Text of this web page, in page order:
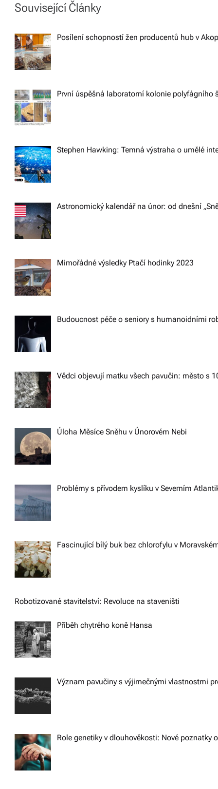
n
a
v
i
g
a
t
o
n
Související Články
Posílení schopností žen producentů hub v
První úspěšná laboratorní kolonie polyfágního
Stephen Hawking: Temná výstraha o umělé
Astronomický kalendář na únor: od dnešní
Mimořádné výsledky Ptačí hodinky 2023
Budoucnost péče o seniory s humanoidními
Vědci objevují matku všech pavučin: město s
Úloha Měsíce Sněhu v Únorovém Nebi
Problémy s přívodem kyslíku v Severním
Fascinující bílý buk bez chlorofylu v
Robotizované stavitelství: Revoluce na staveništi
Příběh chytrého koně Hansa
Význam pavučiny s výjimečnými vlastnostmi
Role genetiky v dlouhověkosti: Nové poznatky